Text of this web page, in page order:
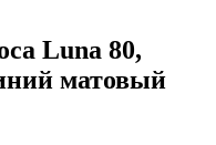
Luna 80,
матовый